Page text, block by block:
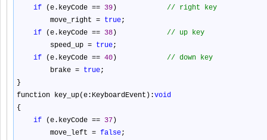
if (e.keyCode == 39 ) // right key
move_right = true;
if (e.keyCode == 38 ) // up key
speed_up = true;
if (e.keyCode == 40 ) // down key
brake = true;
}
function key_up(e:KeyboardEvent):void
{
if (e.keyCode == 37 )
move_left = false;